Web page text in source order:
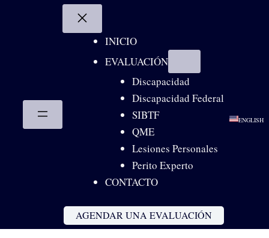
INICIO
EVALUACIÓN
Discapacidad
Discapacidad Federal
SIBTF
QME
Lesiones Personales
Perito Experto
CONTACTO
AGENDAR UNA EVALUACIÓN
ENGLISH